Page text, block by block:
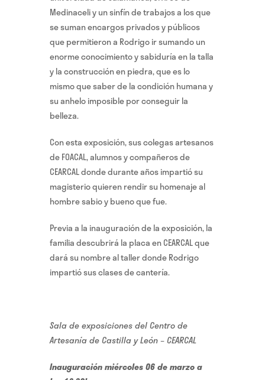
Medinaceli y un sinfín de trabajos a los que
se suman encargos privados y públicos
que permitieron a Rodrigo ir sumando un
enorme conocimiento y sabiduría en la talla
y la construcción en piedra, que es lo
mismo que saber de la condición humana y
su anhelo imposible por conseguir la
belleza.
Con esta exposición, sus colegas artesanos
de FOACAL, alumnos y compañeros de
CEARCAL donde durante años impartió su
magisterio quieren rendir su homenaje al
hombre sabio y bueno que fue.
Previa a la inauguración de la exposición, la
familia descubrirá la placa en CEARCAL que
dará su nombre al taller donde Rodrigo
impartió sus clases de cantería.
Sala de exposiciones del Centro de
Artesanía de Castilla y León – CEARCAL
Inauguración miércoles 06 de marzo a